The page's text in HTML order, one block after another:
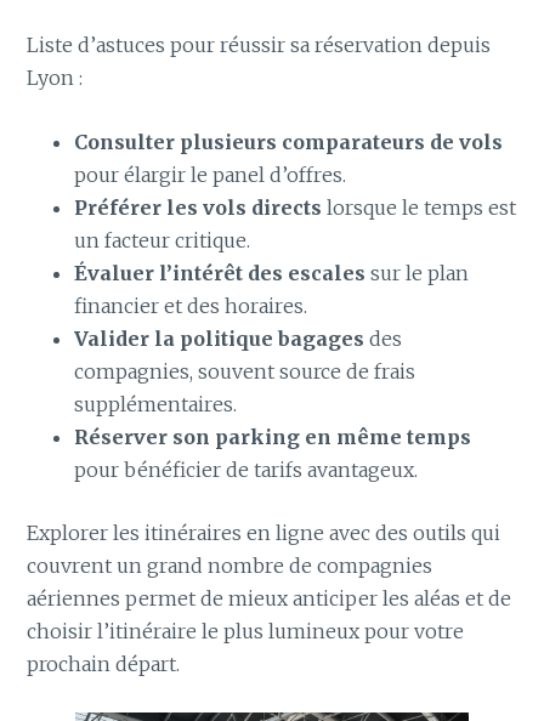
Liste d’astuces pour réussir sa réservation depuis
Lyon :
Consulter plusieurs comparateurs de vols
pour élargir le panel d’offres.
Préférer les vols directs lorsque le temps est
un facteur critique.
Évaluer l’intérêt des escales sur le plan
financier et des horaires.
Valider la politique bagages des
compagnies, souvent source de frais
supplémentaires.
Réserver son parking en même temps
pour bénéficier de tarifs avantageux.
Explorer les itinéraires en ligne avec des outils qui
couvrent un grand nombre de compagnies
aériennes permet de mieux anticiper les aléas et de
choisir l’itinéraire le plus lumineux pour votre
prochain départ.